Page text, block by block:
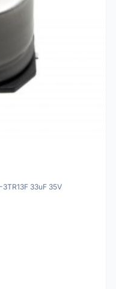
33uF 35V